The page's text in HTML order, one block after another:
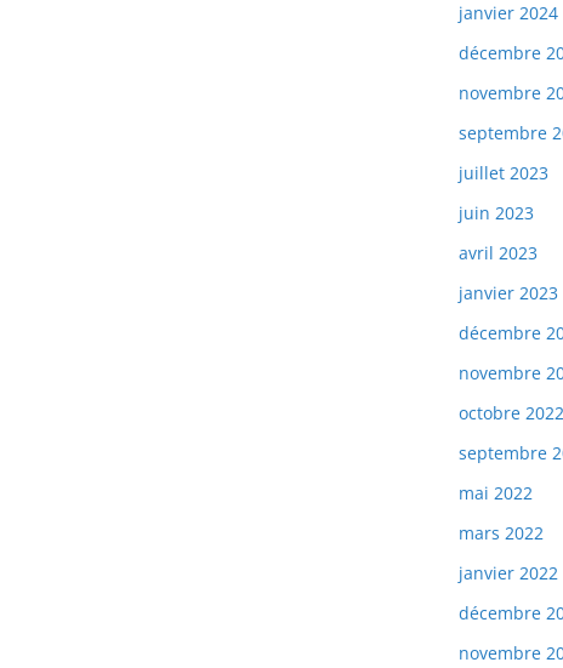
janvier 2024
décembre
novembre
septembre
juillet 2023
juin 2023
avril 2023
janvier 2023
décembre
novembre
octobre 2022
septembre
mai 2022
mars 2022
janvier 2022
décembre
novembre